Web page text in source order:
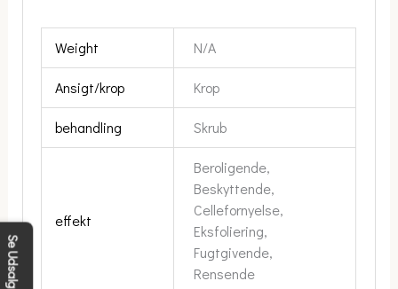
Weight N/A
Ansigt/krop Krop
behandling Skrub
effekt
Beroligende,
Beskyttende,
Cellefornyelse,
Eksfoliering,
Fugtgivende,
Rensende
Se Udsalg